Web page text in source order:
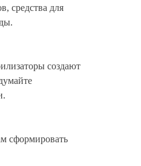
средства для
создают
сформировать